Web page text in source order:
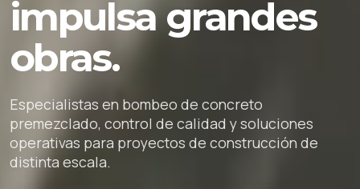
impulsa grandes
obras.
Especialistas en bombeo de concreto
premezclado, control de calidad y soluciones
operativas para proyectos de construcción de
distinta escala.